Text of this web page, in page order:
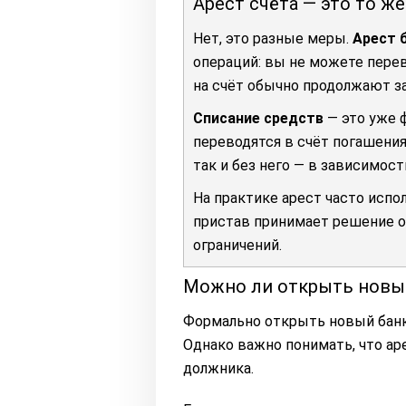
Нет, это разные меры. Арест
операций: вы не можете
на счёт обычно продолжают
Списание средств — это уже
переводятся в счёт
так и без него — в
На практике арест часто
пристав принимает решение
ограничений.
Можно ли открыть
Формально открыть новый
Однако важно понимать, что
должника.